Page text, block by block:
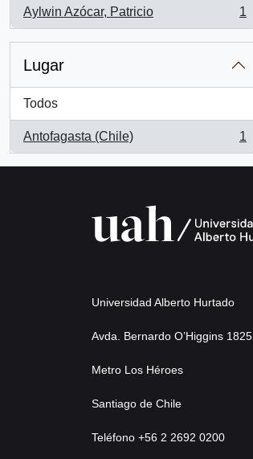
Aylwin Azócar, Patricio
, 1 resultados
1
Lugar
Todos
Antofagasta (Chile)
, 1 resultados
1
Universidad Alberto Hurtado
Avda. Bernardo O’Higgins 1825
Metro Los Héroes
Santiago de Chile
Teléfono +56 2 2692 0200